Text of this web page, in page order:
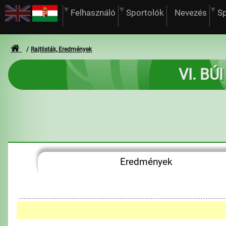
Felhasználó Sportolók Nevezés
Rajtlisták, Eredmények
VI.
Eredmények